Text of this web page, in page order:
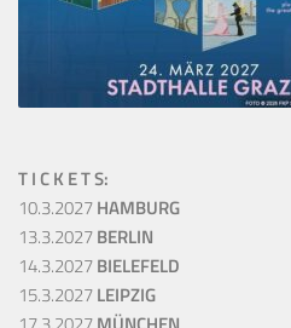
T I C K E T S:
10.3.2027HAMBURG
13.3.2027BERLIN
14.3.2027BIELEFELD
15.3.2027LEIPZIG